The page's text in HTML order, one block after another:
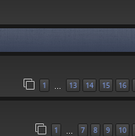
1 13 14 15 16
1 7 8 9 10